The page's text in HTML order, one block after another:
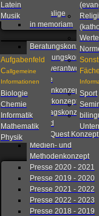
Ehemalige
in memoriam
Beratungskonzept
Betreuungskonzept
Eigenverantwortliche
Schule
Fahrtenkonzept
Förderkonzept
Ganztagskonzept
Leitbild
Lions Quest Konzept
Medien- und
Methodenkonzept
Presse 2020 - 2021
Presse 2019 - 2020
Presse 2021 - 2022
Presse 2022 - 2023
Presse 2018 - 2019
Latein
Musik
Aufgabenfeld
Callgemeine
Informationen
Biologie
Chemie
Informatik
Mathematik
Physik
Sport